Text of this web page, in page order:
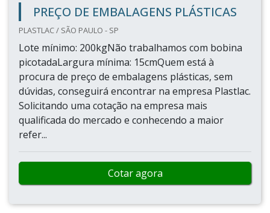
PREÇO DE EMBALAGENS PLÁSTICAS
PLASTLAC / SÃO PAULO - SP
Lote mínimo: 200kgNão trabalhamos com bobina
picotadaLargura mínima: 15cmQuem está à
procura de preço de embalagens plásticas, sem
dúvidas, conseguirá encontrar na empresa Plastlac.
Solicitando uma cotação na empresa mais
qualificada do mercado e conhecendo a maior
refer...
Cotar agora